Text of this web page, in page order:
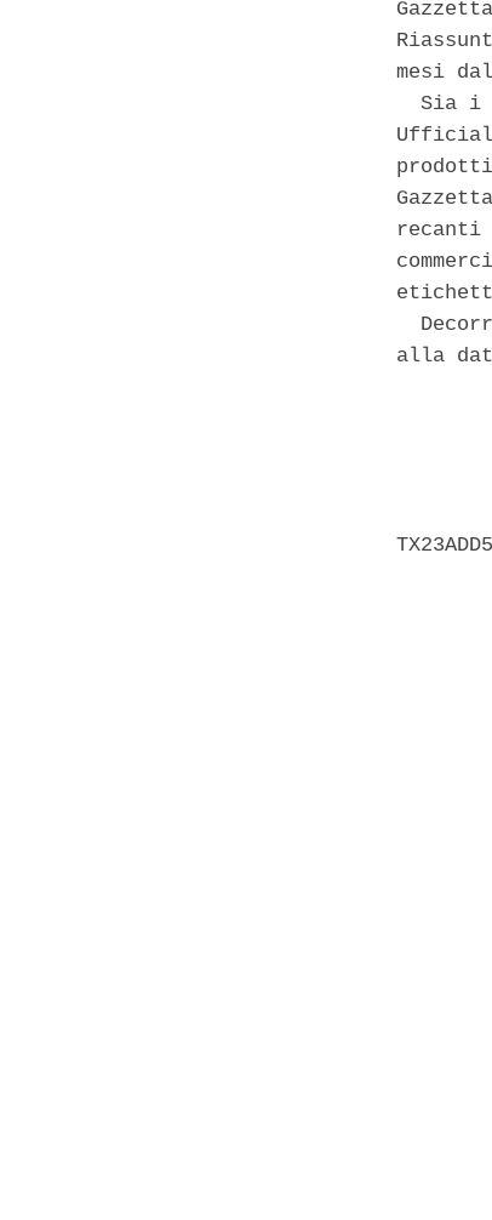
mesi
Sia i
recanti
alla